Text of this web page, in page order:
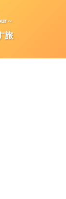
～
旅